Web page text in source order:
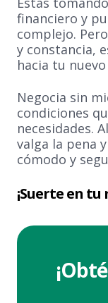
financiero y
complejo.
y constancia,
hacia tu
Negocia sin
condiciones
necesidades.
valga la pena
cómodo y
¡Suerte en tu